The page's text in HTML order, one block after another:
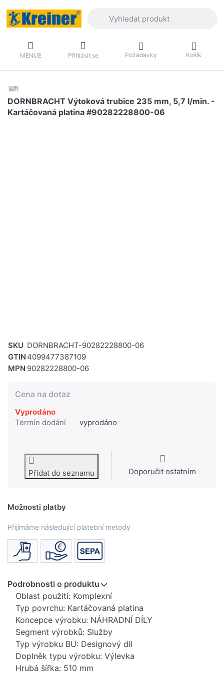
MENUE Přihlásit se Požadavky Košík
DORNBRACHT Výtoková trubice 235 mm, 5,7 l/min. -
Kartáčovaná platina #90282228800-06
SKU DORNBRACHT-90282228800-06
GTIN 4099477387109
MPN 90282228800-06
Cena na dotaz
Vyprodáno
Termín dodání
vyprodáno
Přidat do seznamu Doporučit ostatním
Možnosti platby
Přijímáme následující platební metody
Podrobnosti o produktu
Oblast použití: Komplexní
Typ povrchu: Kartáčovaná platina
Koncepce výrobku: NÁHRADNÍ DÍLY
Segment výrobků: Služby
Typ výrobku BU: Designový díl
Doplněk typu výrobku: Výlevka
Hrubá šířka: 510 mm